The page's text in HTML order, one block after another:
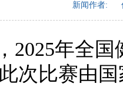
新闻作者:
2025年全
次比赛由